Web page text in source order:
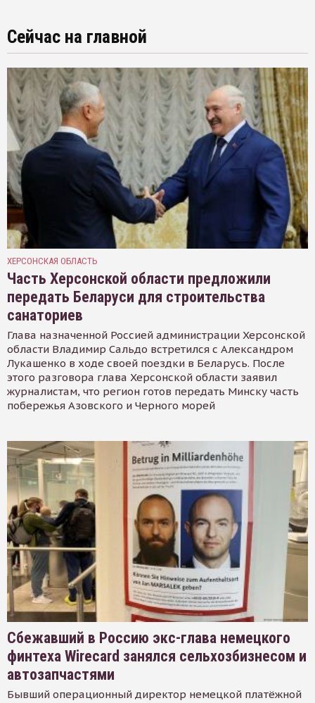
Сейчас на главной
ХЕРСОНСКАЯ ОБЛАСТЬ
Часть Херсонской области предложили
передать Беларуси для строительства
санаториев
Глава назначенной Россией администрации Херсонской
области Владимир Сальдо встретился с Александром
Лукашенко в ходе своей поездки в Беларусь. После
этого разговора глава Херсонской области заявил
журналистам, что регион готов передать Минску часть
побережья Азовского и Черного морей
Сбежавший в Россию экс-глава немецкого
финтеха Wirecard занялся сельхозбизнесом и
автозапчастями
Бывший операционный директор немецкой платёжной